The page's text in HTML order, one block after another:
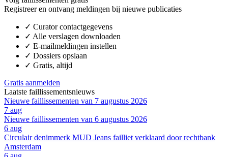
Registreer en ontvang meldingen bij nieuwe publicaties
✓ Curator contactgegevens
✓ Alle verslagen downloaden
✓ E-mailmeldingen instellen
✓ Dossiers opslaan
✓ Gratis, altijd
Gratis aanmelden
Laatste faillissementsnieuws
Nieuwe faillissementen van 7 augustus 2026
7 aug
Nieuwe faillissementen van 6 augustus 2026
6 aug
Circulair denimmerk MUD Jeans failliet verklaard door rechtbank
Amsterdam